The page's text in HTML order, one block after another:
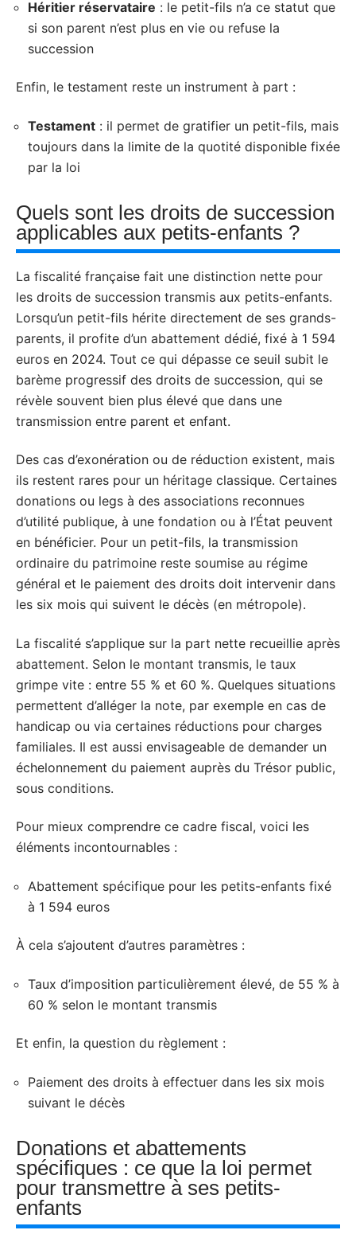
Héritier réservataire : le petit-fils n’a ce statut que
si son parent n’est plus en vie ou refuse la
succession
Enfin, le testament reste un instrument à part :
Testament : il permet de gratifier un petit-fils, mais
toujours dans la limite de la quotité disponible fixée
par la loi
Quels sont les droits de succession
applicables aux petits-enfants ?
La fiscalité française fait une distinction nette pour
les droits de succession transmis aux petits-enfants.
Lorsqu’un petit-fils hérite directement de ses grands-
parents, il profite d’un abattement dédié, fixé à 1 594
euros en 2024. Tout ce qui dépasse ce seuil subit le
barème progressif des droits de succession, qui se
révèle souvent bien plus élevé que dans une
transmission entre parent et enfant.
Des cas d’exonération ou de réduction existent, mais
ils restent rares pour un héritage classique. Certaines
donations ou legs à des associations reconnues
d’utilité publique, à une fondation ou à l’État peuvent
en bénéficier. Pour un petit-fils, la transmission
ordinaire du patrimoine reste soumise au régime
général et le paiement des droits doit intervenir dans
les six mois qui suivent le décès (en métropole).
La fiscalité s’applique sur la part nette recueillie après
abattement. Selon le montant transmis, le taux
grimpe vite : entre 55 % et 60 %. Quelques situations
permettent d’alléger la note, par exemple en cas de
handicap ou via certaines réductions pour charges
familiales. Il est aussi envisageable de demander un
échelonnement du paiement auprès du Trésor public,
sous conditions.
Pour mieux comprendre ce cadre fiscal, voici les
éléments incontournables :
Abattement spécifique pour les petits-enfants fixé
à 1 594 euros
À cela s’ajoutent d’autres paramètres :
Taux d’imposition particulièrement élevé, de 55 % à
60 % selon le montant transmis
Et enfin, la question du règlement :
Paiement des droits à effectuer dans les six mois
suivant le décès
Donations et abattements
spécifiques : ce que la loi permet
pour transmettre à ses petits-
enfants